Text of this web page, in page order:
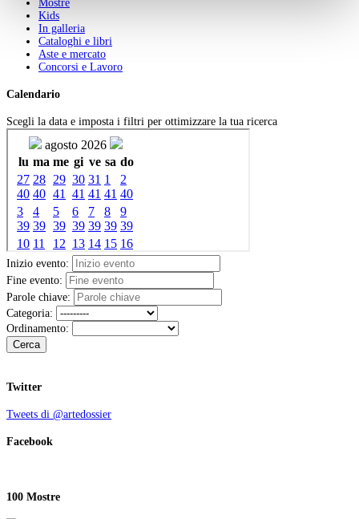
Mostre
Kids
In galleria
Cataloghi e libri
Aste e mercato
Concorsi e Lavoro
Calendario
Scegli la data e imposta i filtri per ottimizzare la tua ricerca
Inizio evento:
Fine evento:
Parole chiave:
Categoria:
Ordinamento:
Cerca
Twitter
Tweets di @artedossier
Facebook
100 Mostre